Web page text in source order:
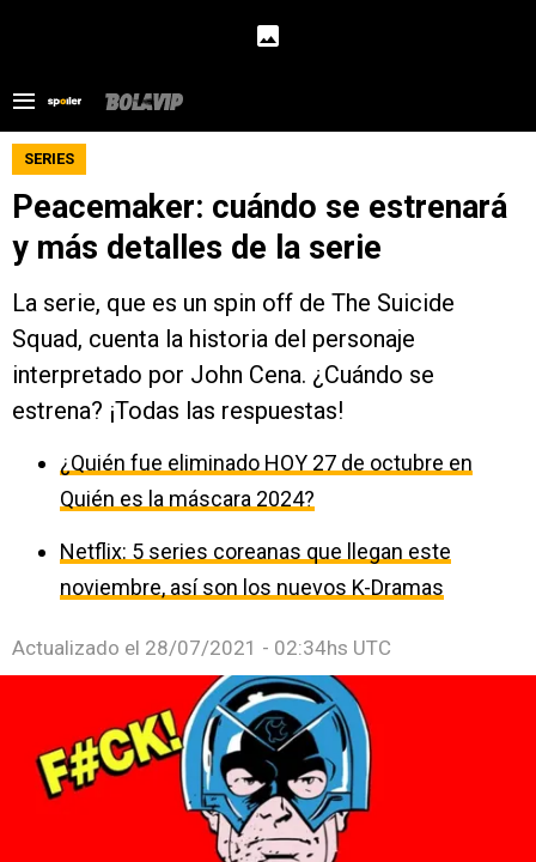
SERIES
Peacemaker: cuándo se estrenará
y más detalles de la serie
La serie, que es un spin off de The Suicide
Squad, cuenta la historia del personaje
interpretado por John Cena. ¿Cuándo se
estrena? ¡Todas las respuestas!
¿Quién fue eliminado HOY 27 de octubre en
Quién es la máscara 2024?
Netflix: 5 series coreanas que llegan este
noviembre, así son los nuevos K-Dramas
Actualizado el 28/07/2021 - 02:34hs UTC